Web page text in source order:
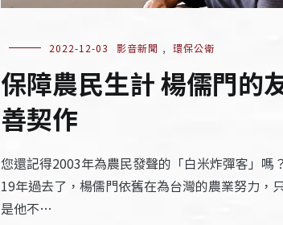
2022-12-03 影音新聞 , 環保公衛
保障農民生計 楊儒門的
善契作
您還記得2003年為農民發聲的「白米炸彈客」嗎？
19年過去了，楊儒門依舊在為台灣的農業努力，
是他不…